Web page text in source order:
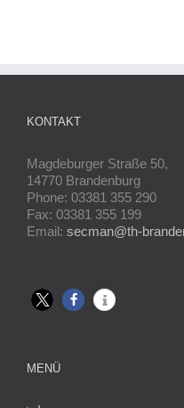
KONTAKT
Magdeburger Straße 50,
14770 Brandenburg
Phone: 03381 355 290
Fax: 03381 355 199
Email: secman@th-
MENÜ